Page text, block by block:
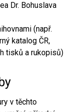
Dr. Bohuslava
(např.
katalog ČR,
tisků a rukopisů)
v těchto